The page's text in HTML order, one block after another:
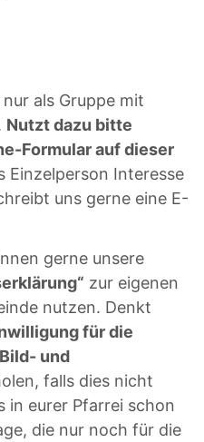
als Gruppe mit
Nutzt dazu bitte
Formular auf dieser
Einzelperson Interesse
uns gerne eine E-
gerne unsere
zur eigenen
nutzen. Denkt
für die
und
falls dies nicht
in eurer Pfarrei schon
die nur noch für die